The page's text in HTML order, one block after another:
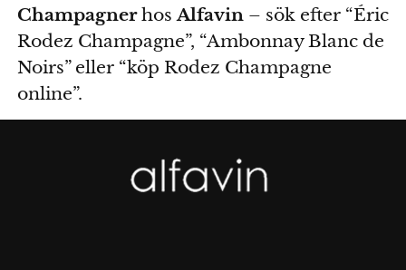
Champagnerhos Alfavin – sök efter “Éric
Rodez Champagne”, “Ambonnay Blanc de
Noirs” eller “köp Rodez Champagne
online”.